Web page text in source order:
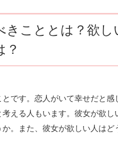
きこととは？欲し
？
です。恋人がいて幸せだと感
える人もいます。彼女が欲し
。また、彼女が欲しい人はど